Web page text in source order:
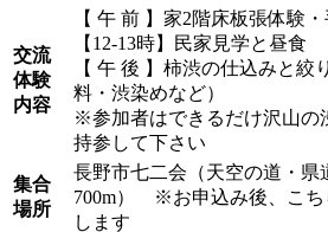
交流
体験
内容
【 午 前 】家2階床板張体験
【12-13時】民家見学と昼食
【 午 後 】柿渋の仕込みと絞
料・渋染めなど）
※参加者はできるだけ沢山の
持参して下さい
集合
場所
長野市七二会（天空の道・県
700m） ※お申込み後、こち
します